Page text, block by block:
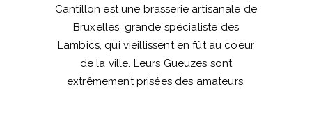
Cantillon est une brasserie artisanale de
Bruxelles, grande spécialiste des
Lambics, qui vieillissent en fût au coeur
de la ville. Leurs Gueuzes sont
extrêmement prisées des amateurs.